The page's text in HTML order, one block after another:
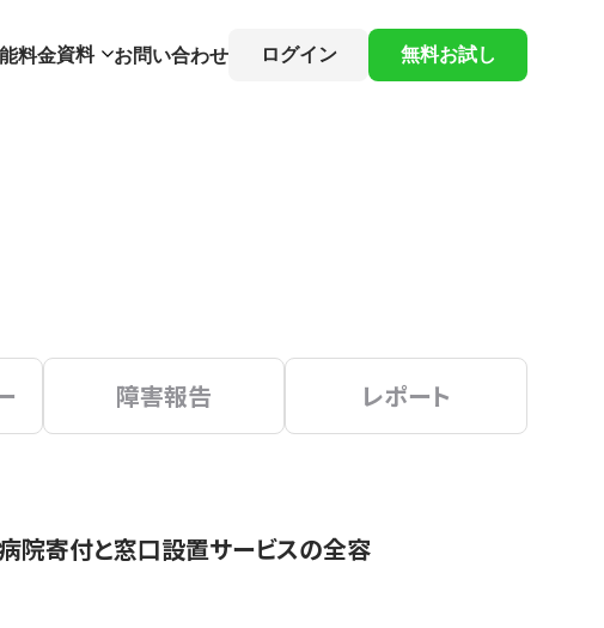
料金資料 お問い合わせ ログイン 無料お試し
障害報告 レポート
院寄付と窓口設置サービスの全容